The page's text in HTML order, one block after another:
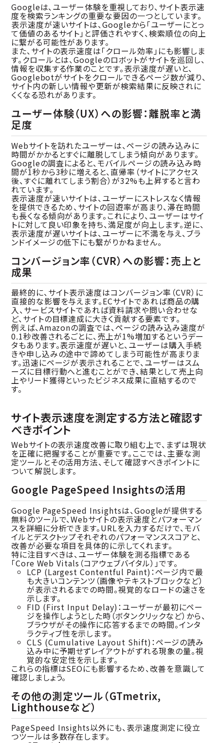
Googleは、ユーザー体験を重視しており、サイト表示速
度を検索ランキングの重要な要因の一つとしています。
表示速度が速いサイトは、Googleから「ユーザーにとっ
て価値のあるサイト」と評価されやすく、検索順位の向上
に繋がる可能性があります。
また、サイトの表示速度は「クロール効率」にも影響しま
す。クロールとは、Googleのロボットがサイトを巡回し、
情報を収集する作業のことです。表示速度が遅いと、
Googlebotがサイトをクロールできるページ数が減り、
サイト内の新しい情報や更新が検索結果に反映されに
くくなる恐れがあります。
ユーザー体験（UX）への影響：離脱率と満
足度
Webサイトを訪れたユーザーは、ページの読み込みに
時間がかかるとすぐに離脱してしまう傾向があります。
Googleの調査によると、モバイルページの読み込み時
間が1秒から3秒に増えると、直帰率（サイトにアクセス
後、すぐに離れてしまう割合）が32%も上昇すると言わ
れています。
表示速度が速いサイトは、ユーザーにストレスなく情報
を提供できるため、サイトの回遊率が高まり、滞在時間
も長くなる傾向があります。これにより、ユーザーはサイ
トに対して良い印象を持ち、満足度が向上します。逆に、
表示速度が遅いサイトは、ユーザーに不満を与え、ブラ
ンドイメージの低下にも繋がりかねません。
コンバージョン率（CVR）への影響：売上と
成果
最終的に、サイト表示速度はコンバージョン率（CVR）に
直接的な影響を与えます。ECサイトであれば商品の購
入、サービスサイトであれば資料請求や問い合わせな
ど、サイトの目標達成に大きく貢献する要素です。
例えば、Amazonの調査では、ページの読み込み速度が
0.1秒改善されるごとに、売上が1%増加するというデー
タもあります。表示速度が遅いと、ユーザーは購入手続
きや申し込みの途中で諦めてしまう可能性が高まりま
す。迅速にページが表示されることで、ユーザーはスム
ーズに目標行動へと進むことができ、結果として売上向
上やリード獲得といったビジネス成果に直結するので
す。
サイト表示速度を測定する方法と確認す
べきポイント
Webサイトの表示速度改善に取り組む上で、まずは現状
を正確に把握することが重要です。ここでは、主要な測
定ツールとその活用方法、そして確認すべきポイントに
ついて解説します。
Google PageSpeed Insightsの活用
Google PageSpeed Insightsは、Googleが提供する
無料のツールで、Webサイトの表示速度とパフォーマン
スを詳細に分析できます。URLを入力するだけで、モバ
イルとデスクトップそれぞれのパフォーマンススコアと、
改善が必要な項目を具体的に示してくれます。
特に注目すべきは、ユーザー体験を測る指標である
「Core Web Vitals（コアウェブバイタル）」です。
LCP (Largest Contentful Paint)：ページ内で最
も大きいコンテンツ（画像やテキストブロックなど）
が表示されるまでの時間。視覚的なロードの速さを
示します。
FID (First Input Delay)：ユーザーが最初にペー
ジを操作しようとした時（ボタンクリックなど）から、
ブラウザがその操作に応答するまでの時間。インタ
ラクティブ性を示します。
CLS (Cumulative Layout Shift)：ページの読み
込み中に予期せずレイアウトがずれる現象の量。視
覚的な安定性を示します。
これらの指標はSEOにも影響するため、改善を意識して
確認しましょう。
その他の測定ツール（GTmetrix,
Lighthouseなど）
PageSpeed Insights以外にも、表示速度測定に役立
つツールは多数存在します。